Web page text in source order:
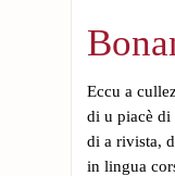
Eccu a
di u piacè di
di a rivista,
in lingua